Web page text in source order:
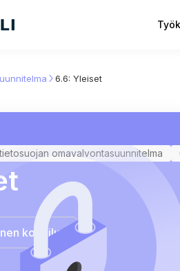
6.6: Yleiset
omavalvontasuunnitelma
kokeilu